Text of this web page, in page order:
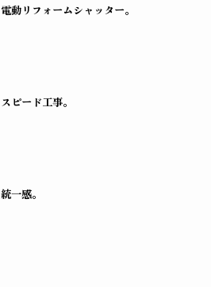
電動リフォームシャッター。
スピード工事。
統一感。